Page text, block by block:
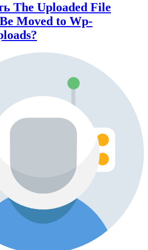
The Uploaded File
Moved to Wp-